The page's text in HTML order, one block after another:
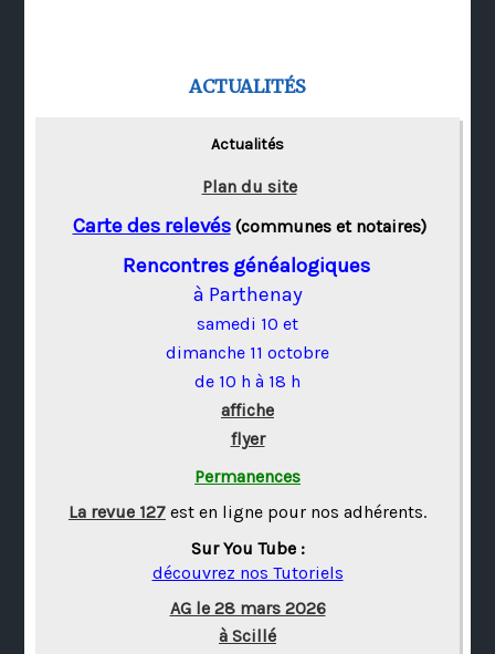
ACTUALITÉS
Actualités
Plan du site
Carte des relevés(communes et notaires)
Rencontres généalogiques
à Parthenay
samedi 10 et
dimanche 11 octobre
de 10 h à 18 h
affiche
flyer
Permanences
La revue 127 est en ligne pour nos adhérents.
Sur You Tube :
découvrez nos Tutoriels
AG le 28 mars 2026
à Scillé